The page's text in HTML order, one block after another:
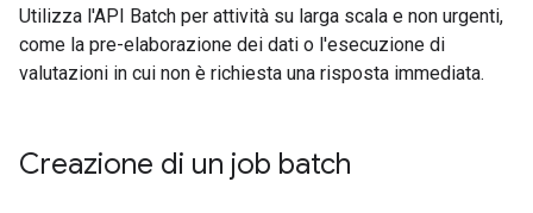
Utilizza l'API Batch per attività su larga scala e non urgenti,
come la pre-elaborazione dei dati o l'esecuzione di
valutazioni in cui non è richiesta una risposta immediata.
Creazione di un job batch